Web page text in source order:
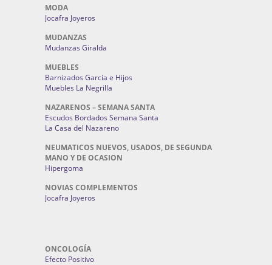
MODA
Jocafra Joyeros
MUDANZAS
Mudanzas Giralda
MUEBLES
Barnizados García e Hijos
Muebles La Negrilla
NAZARENOS – SEMANA SANTA
Escudos Bordados Semana Santa
La Casa del Nazareno
NEUMATICOS NUEVOS, USADOS, DE SEGUNDA
MANO Y DE OCASION
Hipergoma
NOVIAS COMPLEMENTOS
Jocafra Joyeros
ONCOLOGÍA
Efecto Positivo